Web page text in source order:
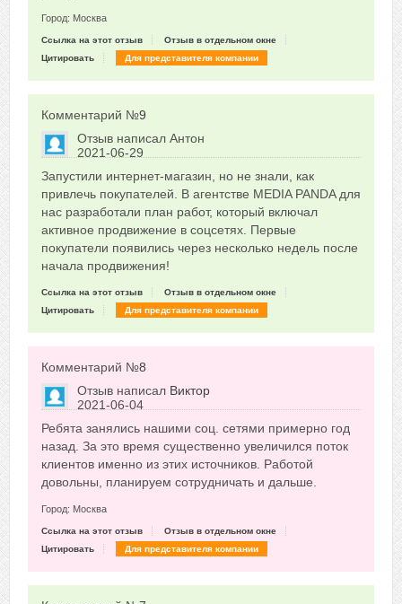
Город: Москва
Ссылка на этот отзыв
Отзыв в отдельном окне
Цитировать
Для представителя компании
Комментарий №9
Отзыв написал Антон
2021-06-29
0
Сказать друзьям об отзыве
Запустили интернет-магазин, но не знали, как
привлечь покупателей. В агентстве MEDIA PANDA для
нас разработали план работ, который включал
активное продвижение в соцсетях. Первые
покупатели появились через несколько недель после
начала продвижения!
Ссылка на этот отзыв
Отзыв в отдельном окне
Цитировать
Для представителя компании
Комментарий №8
Отзыв написал Виктор
2021-06-04
0
Сказать друзьям об отзыве
Ребята занялись нашими соц. сетями примерно год
назад. За это время существенно увеличился поток
клиентов именно из этих источников. Работой
довольны, планируем сотрудничать и дальше.
Город: Москва
Ссылка на этот отзыв
Отзыв в отдельном окне
Цитировать
Для представителя компании